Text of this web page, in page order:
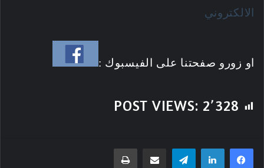
الالكتروني
او زورو صفحتنا على الفيسبوك :
POST VIEWS: 2٬328
تيلقرام مشاركة عبر البريد طباعة